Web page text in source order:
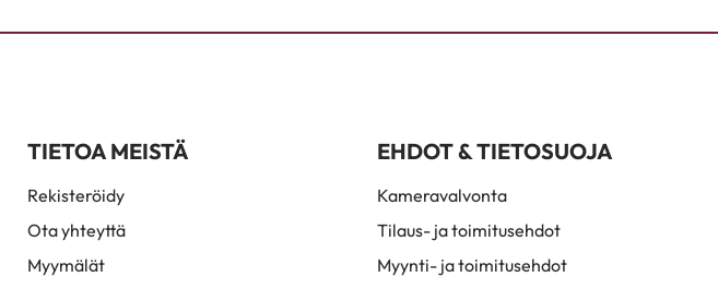
TIETOA MEISTÄ
Rekisteröidy
Ota yhteyttä
Myymälät
EHDOT & TIETOSUOJA
Kameravalvonta
Tilaus- ja toimitusehdot
Myynti- ja toimitusehdot